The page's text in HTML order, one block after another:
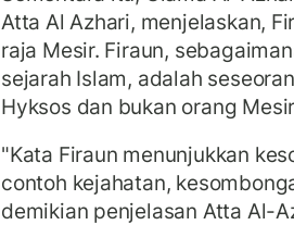
Atta Al Azhari, menjelaskan,
raja Mesir. Firaun,
sejarah Islam, adalah
Hyksos dan bukan orang
"Kata Firaun menunjukkan
contoh kejahatan,
demikian penjelasan Atta Al-